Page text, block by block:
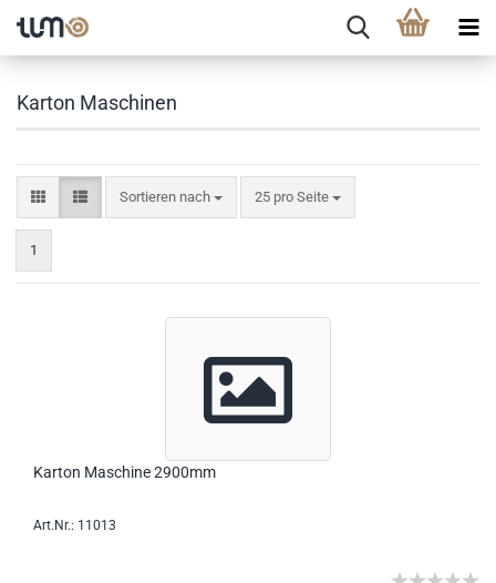
Karton Maschinen
Sortieren nach 25 pro Seite
1
Karton Maschine 2900mm
Art.Nr.: 11013